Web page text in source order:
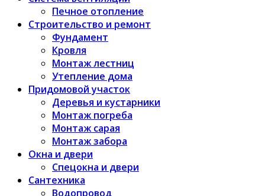
Печное отопление
Строительство и ремонт
Фундамент
Кровля
Монтаж лестниц
Утепление дома
Придомовой участок
Деревья и кустарники
Монтаж погреба
Монтаж сарая
Монтаж забора
Окна и двери
Спецокна и двери
Сантехника
Водопровод